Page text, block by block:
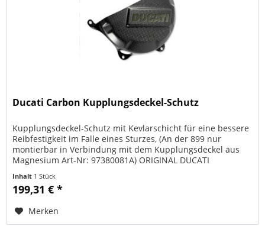
Ducati Carbon Kupplungsdeckel-Schutz
Kupplungsdeckel-Schutz mit Kevlarschicht für eine bessere
Reibfestigkeit im Falle eines Sturzes, (An der 899 nur
montierbar in Verbindung mit dem Kupplungsdeckel aus
Magnesium Art-Nr: 97380081A) ORIGINAL DUCATI
Inhalt 1 Stück
199,31 € *
Merken